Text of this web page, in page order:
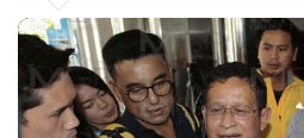
หน้าที่ตำรวจต้องขอโทษคุณพ่อของ
ขอโทษด้วยเช่นกัน ซึ่งในวันนี้คุณพ่
ฟังการชี้แจง ในเบื้องต้นเปรียบเทียบ
100 บาท